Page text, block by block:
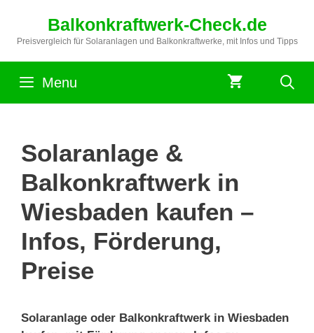
springen
Balkonkraftwerk-Check.de
Preisvergleich für Solaranlagen und Balkonkraftwerke, mit Infos und Tipps
Menu
Solaranlage &
Balkonkraftwerk in
Wiesbaden kaufen –
Infos, Förderung,
Preise
Solaranlage oder Balkonkraftwerk in Wiesbaden